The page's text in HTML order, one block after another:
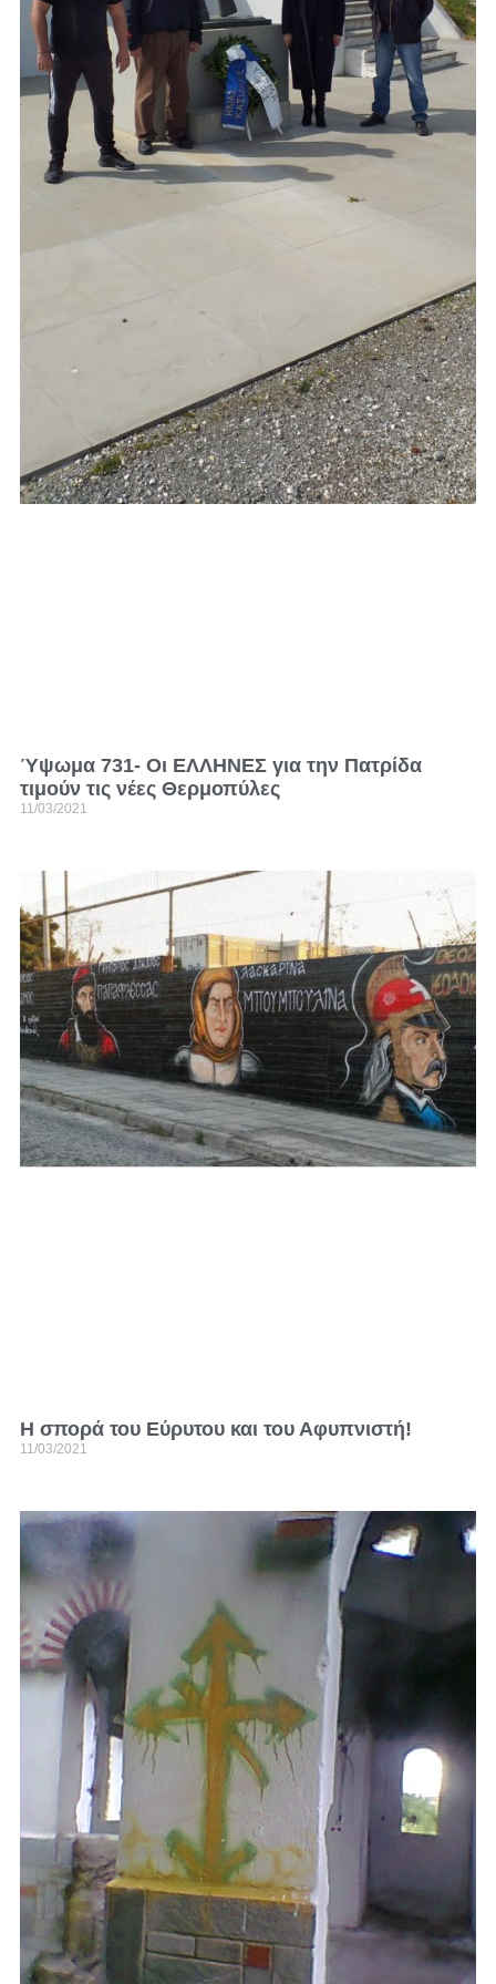
Ύψωμα 731- Οι ΕΛΛΗΝΕΣ για την Πατρίδα
τιμούν τις νέες Θερμοπύλες
11/03/2021
H σπορά του Εύρυτου και του Αφυπνιστή!
11/03/2021